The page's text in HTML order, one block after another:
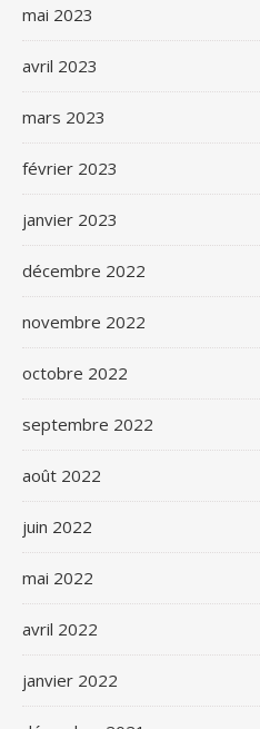
mai 2023
avril 2023
mars 2023
février 2023
janvier 2023
décembre 2022
novembre 2022
octobre 2022
septembre 2022
août 2022
juin 2022
mai 2022
avril 2022
janvier 2022